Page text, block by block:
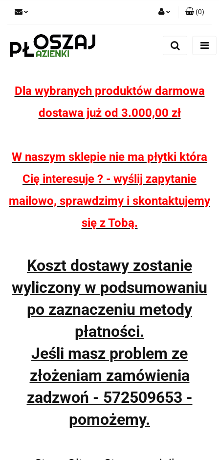
(0)
Dla wybranych produktów darmowa
dostawa już od 3.000,00 zł
W naszym sklepie nie ma płytki która
Cię interesuje ? - wyślij zapytanie
mailowo, sprawdzimy i skontaktujemy
się z Tobą.
Koszt dostawy zostanie
wyliczony w podsumowaniu
po zaznaczeniu metody
płatności.
Jeśli masz problem ze
złożeniam zamówienia
zadzwoń - 572509653 -
pomożemy.